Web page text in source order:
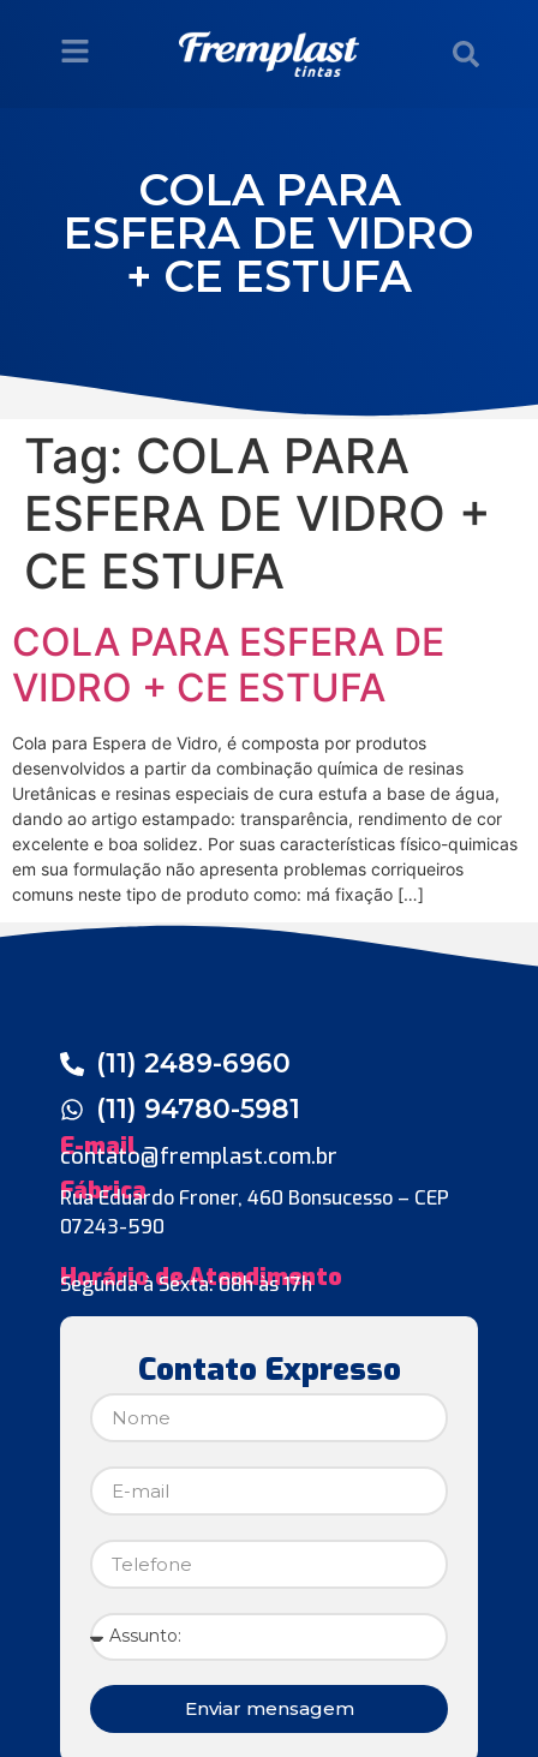
COLA PARA
ESFERA DE VIDRO
+ CE ESTUFA
Tag: COLA PARA
ESFERA DE VIDRO +
CE ESTUFA
COLA PARA ESFERA DE
VIDRO + CE ESTUFA
Cola para Espera de Vidro, é composta por produtos
desenvolvidos a partir da combinação química de resinas
Uretânicas e resinas especiais de cura estufa a base de água,
dando ao artigo estampado: transparência, rendimento de cor
excelente e boa solidez. Por suas características físico-quimicas
em sua formulação não apresenta problemas corriqueiros
comuns neste tipo de produto como: má fixação […]
(11) 2489-6960
(11) 94780-5981
E-mail
contato@fremplast.com.br
Fábrica
Rua Eduardo Froner, 460 Bonsucesso – CEP
07243-590
Horário de Atendimento
Segunda à Sexta: 08h às 17h
Contato Expresso
Enviar mensagem